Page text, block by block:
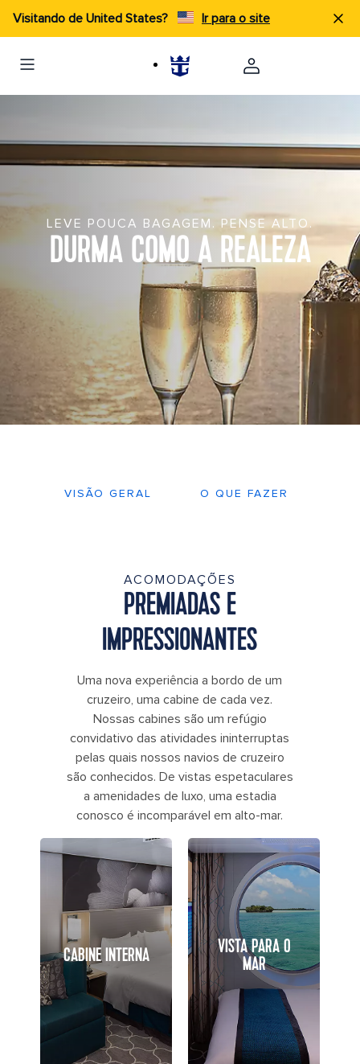
Visitando de United States? Ir para o site
LEVE POUCA BAGAGEM. PENSE ALTO.
DURMA COMO A REALEZA
VISÃO GERAL O QUE FAZER
ACOMODAÇÕES
PREMIADAS E
IMPRESSIONANTES
Uma nova experiência a bordo de um
cruzeiro, uma cabine de cada vez.
Nossas cabines são um refúgio
convidativo das atividades ininterruptas
pelas quais nossos navios de cruzeiro
são conhecidos. De vistas espetaculares
a amenidades de luxo, uma estadia
conosco é incomparável em alto-mar.
CABINE INTERNA VISTA PARA O
MAR